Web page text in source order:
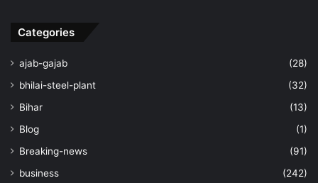
Categories
ajab-gajab
(28)
bhilai-steel-plant
(32)
Bihar
(13)
Blog
(1)
Breaking-news
(91)
business
(242)